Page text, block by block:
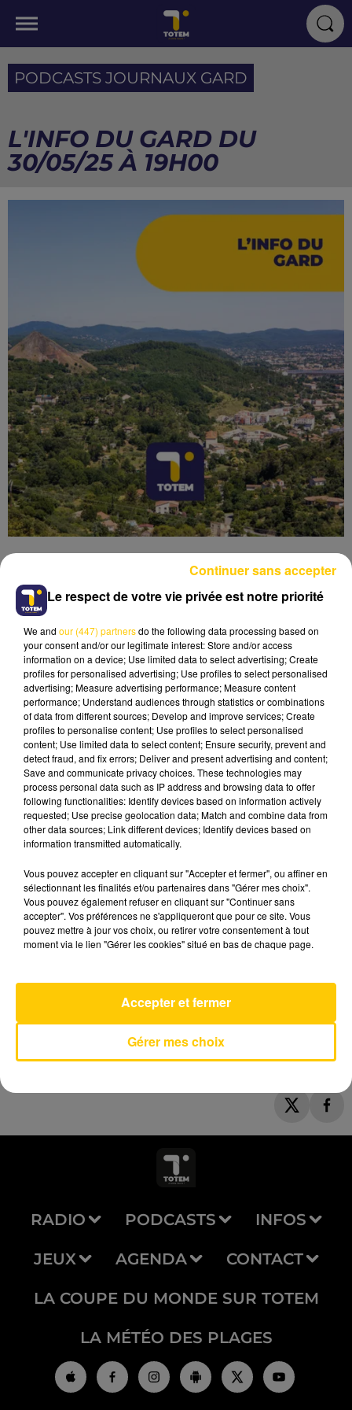
PODCASTS JOURNAUX GARD
L'INFO DU GARD DU
30/05/25 À 19H00
Lecture (3 min 50 sec)
30 mai 2025 - 3 min 50 sec
L'INFO DU GARD DU 30/05/25 À 19H00
Ecoutez sur Totem l'information en Lozère et sur
le bassin d'Alès avec les reportages de nos
journalistes sur le terrain.
Toujours
FRANCIS CABREL
AVEYRON NORD
RADIO PODCASTS INFOS
JEUX AGENDA CONTACT
LA COUPE DU MONDE SUR TOTEM
LA MÉTÉO DES PLAGES
Le respect de votre vie privée est notre priorité
We and our (447) partnersdo the following data processing based on
your consent and/or our legitimate interest: Store and/or access
information on a device; Use limited data to select advertising; Create
profiles for personalised advertising; Use profiles to select personalised
advertising; Measure advertising performance; Measure content
performance; Understand audiences through statistics or combinations
of data from different sources; Develop and improve services; Create
profiles to personalise content; Use profiles to select personalised
content; Use limited data to select content; Ensure security, prevent and
detect fraud, and fix errors; Deliver and present advertising and content;
Save and communicate privacy choices. These technologies may
process personal data such as IP address and browsing data to offer
following functionalities: Identify devices based on information actively
requested; Use precise geolocation data; Match and combine data from
other data sources; Link different devices; Identify devices based on
information transmitted automatically.
Vous pouvez accepter en cliquant sur "Accepter et fermer", ou affiner en
sélectionnant les finalités et/ou partenaires dans "Gérer mes choix".
Vous pouvez également refuser en cliquant sur "Continuer sans
accepter". Vos préférences ne s'appliqueront que pour ce site. Vous
pouvez mettre à jour vos choix, ou retirer votre consentement à tout
moment via le lien "Gérer les cookies" situé en bas de chaque page.
Gérer mes choix
Accepter et fermer
Continuer sans accepter